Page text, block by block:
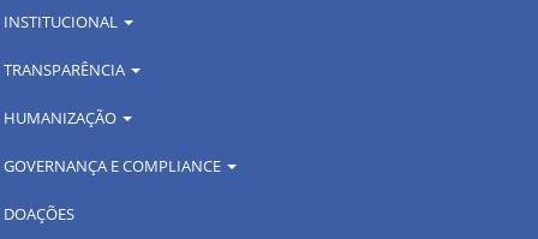
INSTITUCIONAL
TRANSPARÊNCIA
HUMANIZAÇÃO
GOVERNANÇA E COMPLIANCE
DOAÇÕES